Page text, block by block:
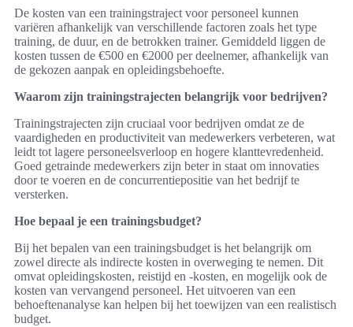
De kosten van een trainingstraject voor personeel kunnen
variëren afhankelijk van verschillende factoren zoals het type
training, de duur, en de betrokken trainer. Gemiddeld liggen de
kosten tussen de €500 en €2000 per deelnemer, afhankelijk van
de gekozen aanpak en opleidingsbehoefte.
Waarom zijn trainingstrajecten belangrijk voor bedrijven?
Trainingstrajecten zijn cruciaal voor bedrijven omdat ze de
vaardigheden en productiviteit van medewerkers verbeteren, wat
leidt tot lagere personeelsverloop en hogere klanttevredenheid.
Goed getrainde medewerkers zijn beter in staat om innovaties
door te voeren en de concurrentiepositie van het bedrijf te
versterken.
Hoe bepaal je een trainingsbudget?
Bij het bepalen van een trainingsbudget is het belangrijk om
zowel directe als indirecte kosten in overweging te nemen. Dit
omvat opleidingskosten, reistijd en -kosten, en mogelijk ook de
kosten van vervangend personeel. Het uitvoeren van een
behoeftenanalyse kan helpen bij het toewijzen van een realistisch
budget.